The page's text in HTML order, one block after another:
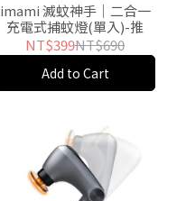
imami 滅蚊神手｜二合一
充電式捕蚊燈(單入)-推
NT$399NT$690
Add to Cart